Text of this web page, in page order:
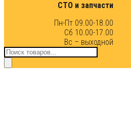
СТО и запчасти
Пн-Пт 09.00-18.00
Сб 10.00-17.00
Вс – выходной
Поиск
товаров